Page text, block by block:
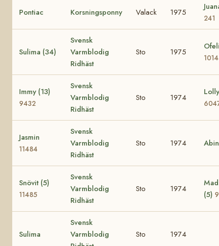
Pontiac Korsningsponny Valack 1975
241
Sulima (34)
Svensk
Varmblodig
Ridhäst
Sto 1975
Immy (13)
9432
Svensk
Varmblodig
Ridhäst
Sto 1974
Jasmin
11484
Svensk
Varmblodig
Ridhäst
Sto 1974
Snövit (5)
11485
Svensk
Varmblodig
Ridhäst
Sto 1974
(5)
Sulima
Svensk
Varmblodig
Sto 1974